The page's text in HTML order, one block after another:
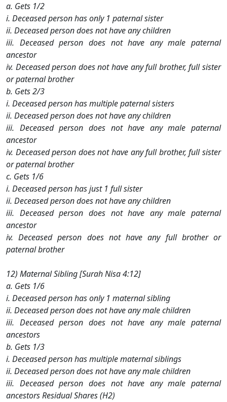
a. Gets 1/2
i. Deceased person has only 1 paternal sister
ii. Deceased person does not have any children
iii. Deceased person does not have any male paternal
ancestor
iv. Deceased person does not have any full brother, full sister
or paternal brother
b. Gets 2/3
i. Deceased person has multiple paternal sisters
ii. Deceased person does not have any children
iii. Deceased person does not have any male paternal
ancestor
iv. Deceased person does not have any full brother, full sister
or paternal brother
c. Gets 1/6
i. Deceased person has just 1 full sister
ii. Deceased person does not have any children
iii. Deceased person does not have any male paternal
ancestor
iv. Deceased person does not have any full brother or
paternal brother
12) Maternal Sibling [Surah Nisa 4:12]
a. Gets 1/6
i. Deceased person has only 1 maternal sibling
ii. Deceased person does not have any male children
iii. Deceased person does not have any male paternal
ancestors
b. Gets 1/3
i. Deceased person has multiple maternal siblings
ii. Deceased person does not have any male children
iii. Deceased person does not have any male paternal
ancestors Residual Shares (H2)